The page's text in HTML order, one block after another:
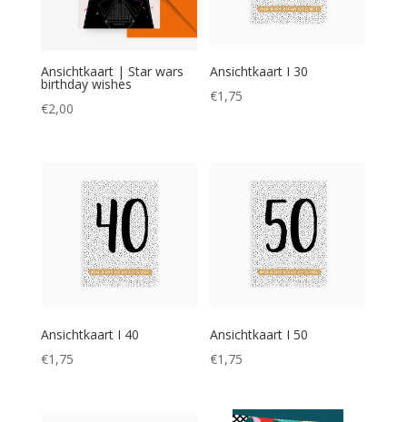
Ansichtkaart | Star wars
birthday wishes
€2,00
Ansichtkaart I 30
€1,75
Ansichtkaart I 40
€1,75
Ansichtkaart I 50
€1,75